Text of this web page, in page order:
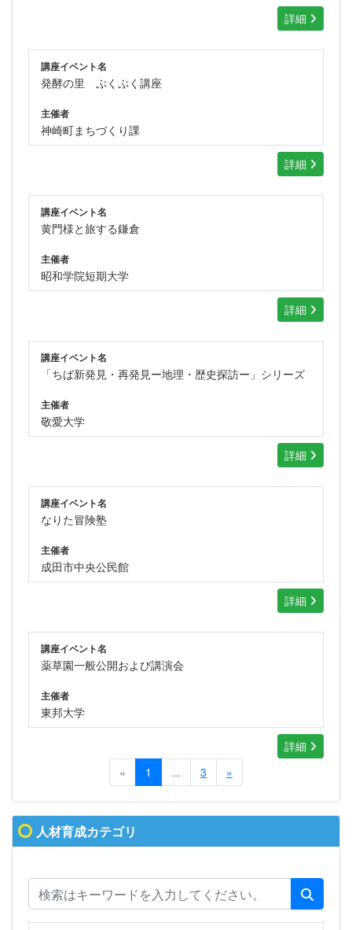
詳細
講座イベント名
発酵の里 ぷくぷく講座
主催者
神崎町まちづくり課
詳細
講座イベント名
黄門様と旅する鎌倉
主催者
昭和学院短期大学
詳細
講座イベント名
「ちば新発見・再発見ー地理・歴史探訪ー」シリーズ
主催者
敬愛大学
詳細
講座イベント名
なりた冒険塾
主催者
成田市中央公民館
詳細
講座イベント名
薬草園一般公開および講演会
主催者
東邦大学
詳細
«
1 ... 3 »
人材育成カテゴリ